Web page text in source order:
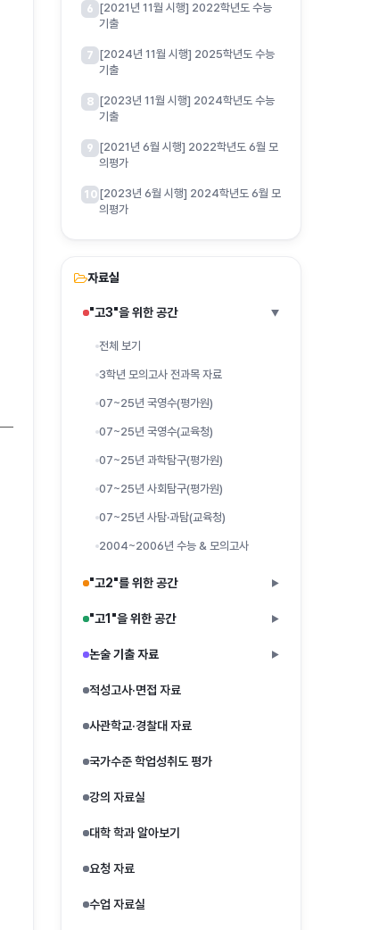
6 [2021년 11월 시행] 2022학년도 수능
기출
7 [2024년 11월 시행] 2025학년도 수능
기출
8 [2023년 11월 시행] 2024학년도 수능
기출
9 [2021년 6월 시행] 2022학년도 6월 모
의평가
10 [2023년 6월 시행] 2024학년도 6월 모
의평가
자료실
"고3"을 위한 공간 ▶
전체 보기
3학년 모의고사 전과목 자료
07~25년 국영수(평가원)
07~25년 국영수(교육청)
07~25년 과학탐구(평가원)
07~25년 사회탐구(평가원)
07~25년 사탐·과탐(교육청)
2004~2006년 수능 & 모의고사
"고2"를 위한 공간 ▶
"고1"을 위한 공간 ▶
논술 기출 자료 ▶
적성고사·면접 자료
사관학교·경찰대 자료
국가수준 학업성취도 평가
강의 자료실
대학 학과 알아보기
요청 자료
수업 자료실